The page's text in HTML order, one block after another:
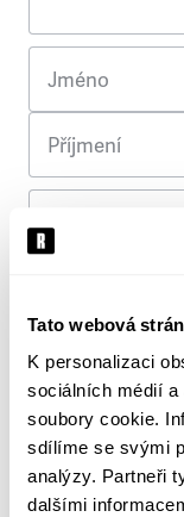
Tato webová
K personalizaci
sociálních médií
soubory cookie.
sdílíme se svými
analýzy. Partneři
dalšími
Jméno
Příjmení
Ulice
Město
PSČ
Stát